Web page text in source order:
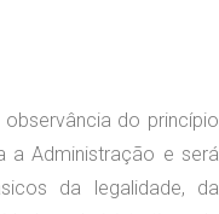
do princípio
a Administração e será
da legalidade, da